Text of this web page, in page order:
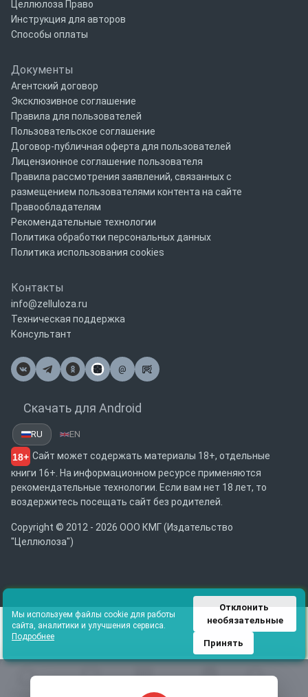
Каталог
Целлюлоза Право
Инструкция для авторов
Способы оплаты
Документы
Агентский договор
Эксклюзивное соглашение
Правила для пользователей
Пользовательское соглашение
Договор-публичная оферта для пользователей
Лицензионное соглашение пользователя
Правила рассмотрения заявлений, связанных с
размещением пользователями контента на сайте
Правообладателям
Рекомендательные технологии
Политика обработки персональных данных
Политика использования cookies
Контакты
info@zelluloza.ru
Техническая поддержка
Консультант
@
Почта
Скачать для Android
RU EN
18+ Сайт может содержать материалы 18+, отдельные
книги 16+. На информационном ресурсе применяются
рекомендательные технологии. Если вам нет 18 лет, то
воздержитесь посещать сайт без родителей.
Copyright © 2012 - 2026 ООО КМГ (Издательство
"Целлюлоза")
Мы используем файлы cookie для работы
сайта, аналитики и улучшения сервиса.
Подробнее
Отклонить
необязательные
Принять